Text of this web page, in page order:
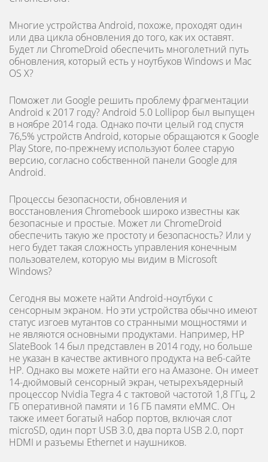
Многие устройства Android, похоже, проходят один
или два цикла обновления до того, как их оставят.
Будет ли ChromeDroid обеспечить многолетний путь
обновления, который есть у ноутбуков Windows и Mac
OS X?
Поможет ли Google решить проблему фрагментации
Android к 2017 году? Android 5.0 Lollipop был выпущен
в ноябре 2014 года. Однако почти целый год спустя
76,5% устройств Android, которые обращаются к Google
Play Store, по-прежнему используют более старую
версию, согласно собственной панели Google для
Android.
Процессы безопасности, обновления и
восстановления Chromebook широко известны как
безопасные и простые. Может ли ChromeDroid
обеспечить такую ​​же простоту и безопасность? Или у
него будет такая сложность управления конечным
пользователем, которую мы видим в Microsoft
Windows?
Сегодня вы можете найти Android-ноутбуки с
сенсорным экраном. Но эти устройства обычно имеют
статус изгоев мутантов со странными мощностями и
не являются основными продуктами. Например, HP
SlateBook 14 был представлен в 2014 году, но больше
не указан в качестве активного продукта на веб-сайте
HP. Однако вы можете найти его на Амазоне. Он имеет
14-дюймовый сенсорный экран, четырехъядерный
процессор Nvidia Tegra 4 с тактовой частотой 1,8 ГГц, 2
ГБ оперативной памяти и 16 ГБ памяти eMMC. Он
также имеет богатый набор портов, включая слот
microSD, один порт USB 3.0, два порта USB 2.0, порт
HDMI и разъемы Ethernet и наушников.